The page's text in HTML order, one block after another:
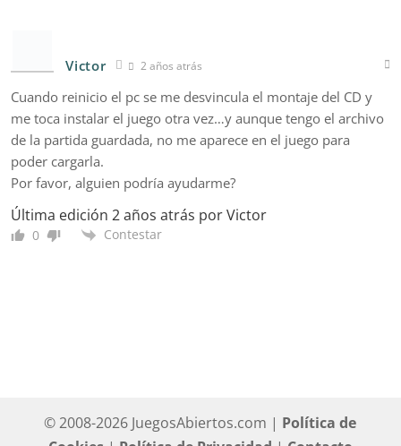
Victor 2 años atrás
Cuando reinicio el pc se me desvincula el montaje del CD y
me toca instalar el juego otra vez…y aunque tengo el archivo
de la partida guardada, no me aparece en el juego para
poder cargarla.
Por favor, alguien podría ayudarme?
Última edición 2 años atrás por Victor
0 Contestar
© 2008-2026 JuegosAbiertos.com | Política de